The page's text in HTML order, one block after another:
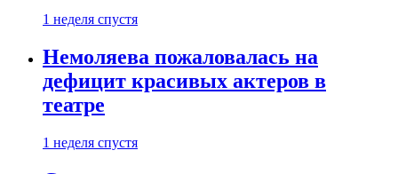
1 неделя спустя
Немоляева пожаловалась на
дефицит красивых актеров в
театре
1 неделя спустя